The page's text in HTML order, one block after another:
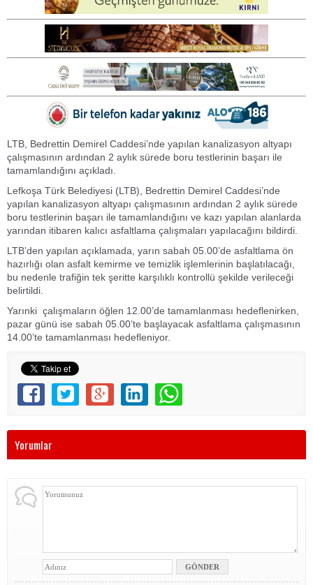
LTB, Bedrettin Demirel Caddesi’nde yapılan kanalizasyon altyapı
çalışmasının ardından 2 aylık sürede boru testlerinin başarı ile
tamamlandığını açıkladı.
Lefkoşa Türk Belediyesi (LTB), Bedrettin Demirel Caddesi’nde
yapılan kanalizasyon altyapı çalışmasının ardından 2 aylık sürede
boru testlerinin başarı ile tamamlandığını ve kazı yapılan alanlarda
yarından itibaren kalıcı asfaltlama çalışmaları yapılacağını bildirdi.
LTB’den yapılan açıklamada, yarın sabah 05.00’de asfaltlama ön
hazırlığı olan asfalt kemirme ve temizlik işlemlerinin başlatılacağı,
bu nedenle trafiğin tek şeritte karşılıklı kontrollü şekilde verileceği
belirtildi.
Yarınki çalışmaların öğlen 12.00’de tamamlanması hedeflenirken,
pazar günü ise sabah 05.00’te başlayacak asfaltlama çalışmasının
14.00’te tamamlanması hedefleniyor.
Yorumlar